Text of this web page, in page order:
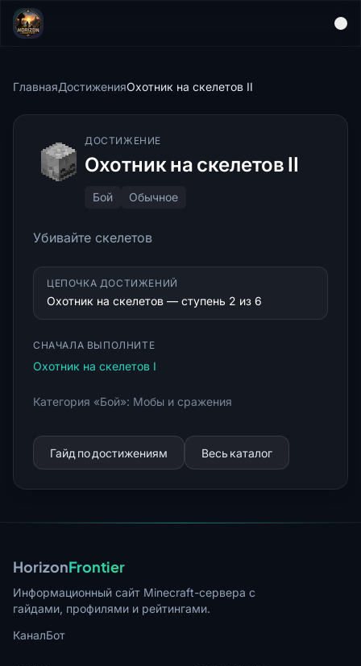
ГлавнаяДостиженияОхотник на скелетов II
ДОСТИЖЕНИЕ
Охотник на скелетов II
Бой Обычное
Убивайте скелетов
ЦЕПОЧКА ДОСТИЖЕНИЙ
Охотник на скелетов — ступень 2 из 6
СНАЧАЛА ВЫПОЛНИТЕ
Охотник на скелетов I
Категория «Бой»: Мобы и сражения
Гайд по достижениям Весь каталог
HorizonFrontier
Информационный сайт Minecraft-сервера с
гайдами, профилями и рейтингами.
КаналБот